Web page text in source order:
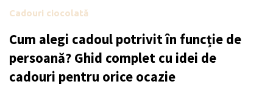
Cadouri ciocolată
Cum alegi cadoul potrivit în funcție de
persoană? Ghid complet cu idei de
cadouri pentru orice ocazie